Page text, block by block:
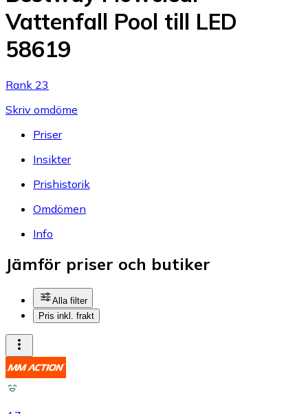
Vattenfall Pool till LED
58619
Rank 23
Skriv omdöme
Priser
Insikter
Prishistorik
Omdömen
Info
Jämför priser och butiker
Alla filter
Pris inkl. frakt